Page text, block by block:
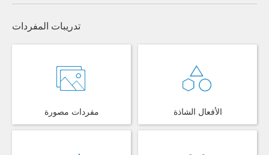
تدريبات المفردات
مفردات مصورة الأفعال الشاذة